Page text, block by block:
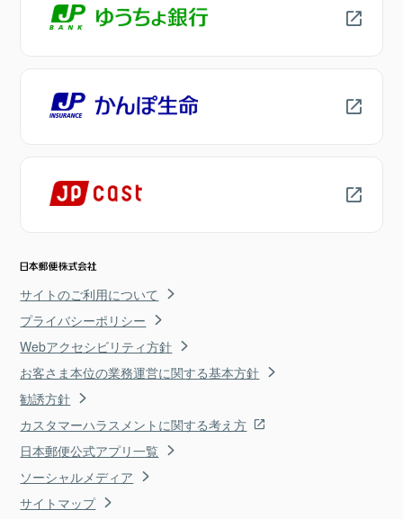
サイトのご利用について
プライバシーポリシー
Webアクセシビリティ方針
お客さま本位の業務運営に関する基本方針
勧誘方針
カスタマーハラスメントに関する考え方
日本郵便公式アプリ一覧
ソーシャルメディア
サイトマップ